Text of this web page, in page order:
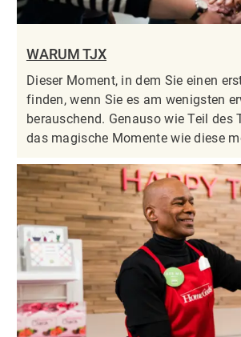
WARUM TJX
Dieser Moment, in dem Sie einen
finden, wenn Sie es am wenigsten
berauschend. Genauso wie Teil des
das magische Momente wie diese